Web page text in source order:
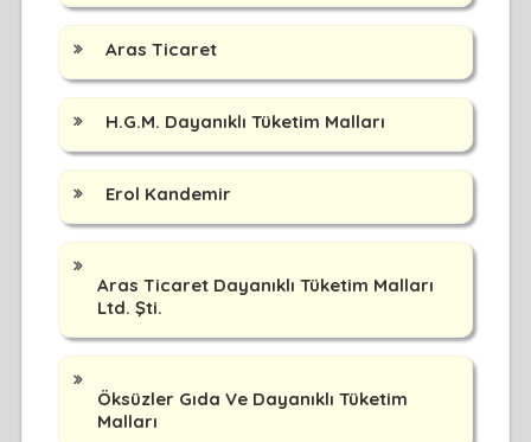
Aras Ticaret
H.G.M. Dayanıklı Tüketim Malları
Erol Kandemir
Aras Ticaret Dayanıklı Tüketim Malları
Ltd. Şti.
Öksüzler Gıda Ve Dayanıklı Tüketim
Malları